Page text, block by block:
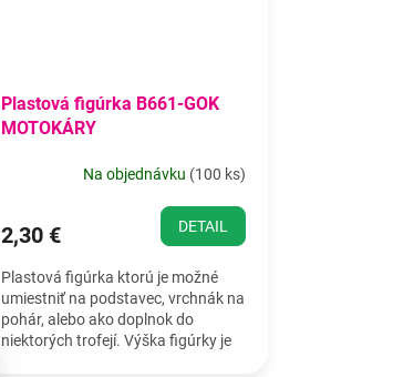
Plastová figúrka B661-GOK
MOTOKÁRY
Na objednávku (100 ks)
2,30 € DETAIL
Plastová figúrka ktorú je možné
umiestniť na podstavec, vrchnák na
pohár, alebo ako doplnok do
niektorých trofejí. Výška figúrky je